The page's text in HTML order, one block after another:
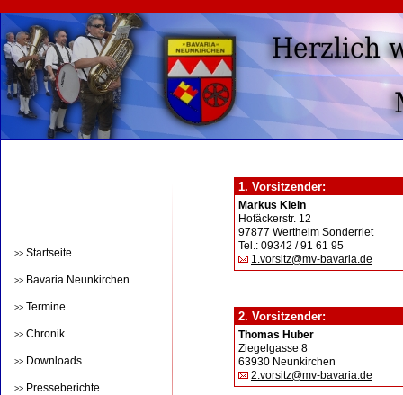
>> Startseite
>> Bavaria Neunkirchen
>> Termine
>> Chronik
>> Downloads
>> Presseberichte
1. Vorsitzender:
Markus Klein
Hofäckerstr. 12
97877 Wertheim Sonderriet
Tel.: 09342 / 91 61 95
1.vorsitz@mv-bavaria.de
2. Vorsitzender:
Thomas Huber
Ziegelgasse 8
63930 Neunkirchen
2.vorsitz@mv-bavaria.de